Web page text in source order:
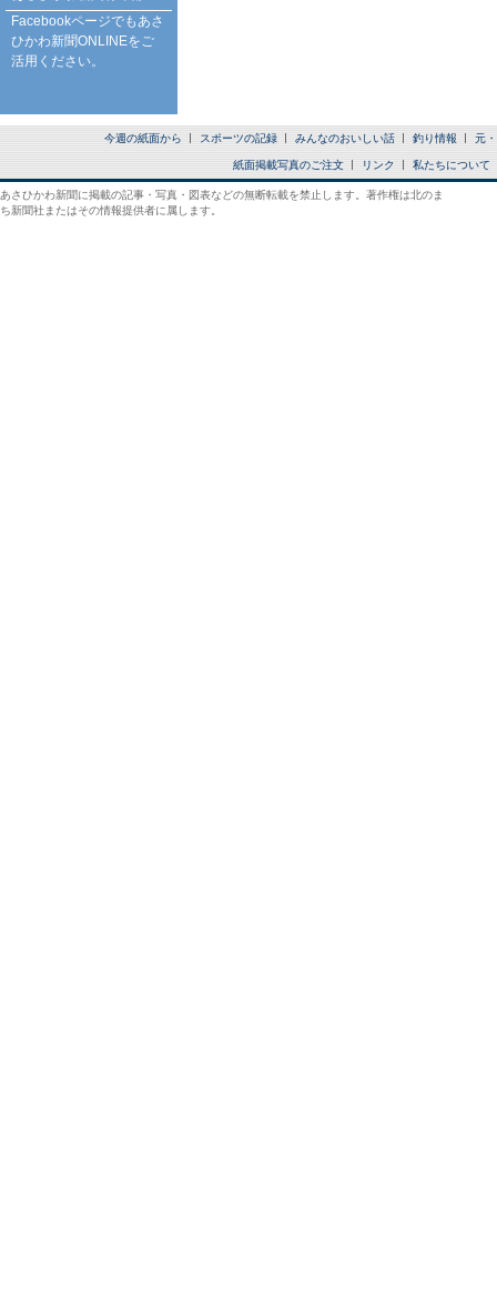
Facebookページでもあさ
ひかわ新聞ONLINEをご
活用ください。
今週の紙面から スポーツの記録 みんなのおいしい話 釣り情報 元
紙面掲載写真のご注文 リンク 私たちについて
あさひかわ新聞に掲載の記事・写真・図表などの無断転載を禁止します。著作権は北のま
ち新聞社またはその情報提供者に属します。